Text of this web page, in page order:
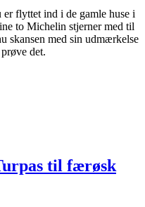
er flyttet ind i de gamle huse i
to Michelin stjerner med til
skansen med sin udmærkelse
det.
til færøsk